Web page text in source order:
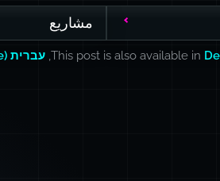
مشاريع
This post is also available in עברית (he)